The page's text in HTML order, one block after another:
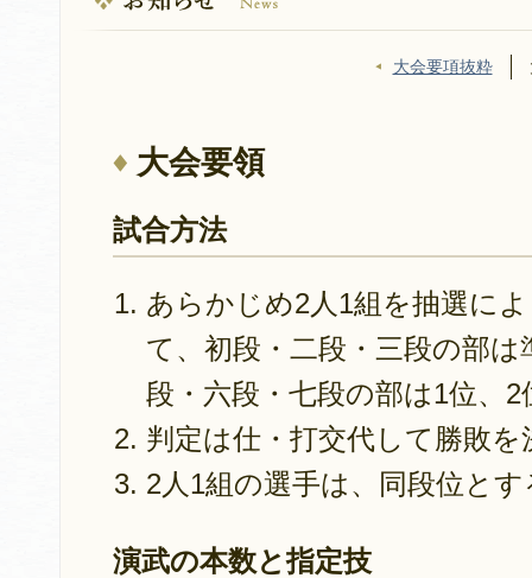
大会要項抜粋
大会要領
試合方法
あらかじめ2人1組を抽選に
て、初段・二段・三段の部
段・六段・七段の部は1位、
判定は仕・打交代して勝敗を
2人1組の選手は、同段位とす
演武の本数と指定技